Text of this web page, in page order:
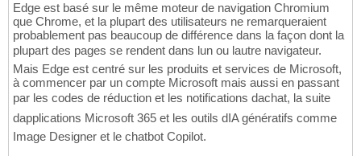
Edge est basé sur le même moteur de navigation Chromium
que Chrome, et la plupart des utilisateurs ne remarqueraient
probablement pas beaucoup de différence dans la façon dont la
plupart des pages se rendent dans lun ou lautre navigateur.
Mais Edge est centré sur les produits et services de Microsoft,
à commencer par un compte Microsoft mais aussi en passant
par les codes de réduction et les notifications dachat, la suite
dapplications Microsoft 365 et les outils dIA génératifs comme
Image Designer et le chatbot Copilot.